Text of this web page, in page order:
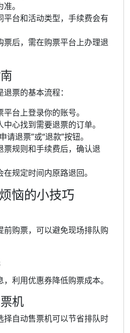
。
平台和活动类型，手续费会有
票后，需在购票平台上办理退
票的基本流程：
平台上登录你的账号。
中心找到需要退票的订单。
请退票”或“退款”按钮。
票规则和手续费后，确认退
在规定时间内原路退回。
恼的小技巧
前购票，可以避免现场排队购
利用优惠券降低购票成本。
机
择自动售票机可以节省排队时